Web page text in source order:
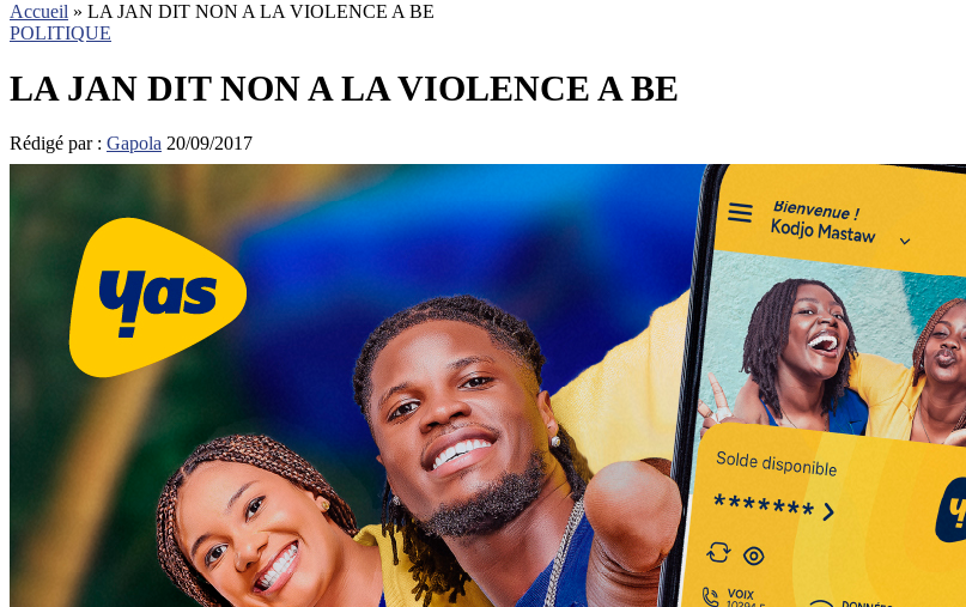
Accueil » LA JAN DIT NON A LA VIOLENCE A BE
POLITIQUE
LA JAN DIT NON A LA VIOLENCE A BE
Rédigé par : Gapola 20/09/2017